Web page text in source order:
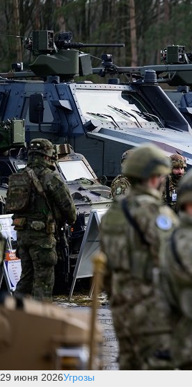
29 июня 2026Угрозы